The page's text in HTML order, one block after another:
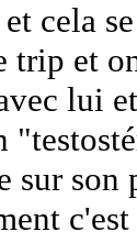
cela
et
lui
sur